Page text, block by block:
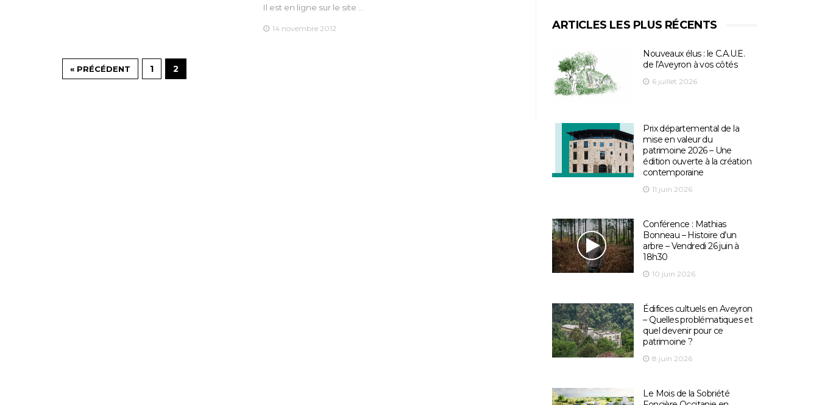
Il est en ligne sur le site …
14 novembre 2012
« PRÉCÉDENT 1 2
ARTICLES LES PLUS RÉCENTS
Nouveaux élus : le C.A.U.E.
de l’Aveyron à vos côtés
6 juillet 2026
Prix départemental de la
mise en valeur du
patrimoine 2026 – Une
édition ouverte à la création
contemporaine
11 juin 2026
Conférence : Mathias
Bonneau – Histoire d’un
arbre – Vendredi 26 juin à
18h30
10 juin 2026
Édifices cultuels en Aveyron
– Quelles problématiques et
quel devenir pour ce
patrimoine ?
8 juin 2026
Le Mois de la Sobriété